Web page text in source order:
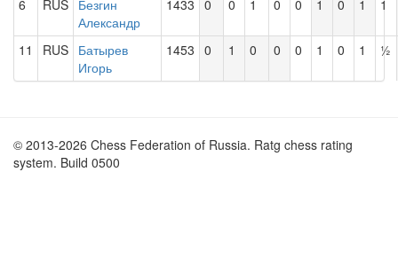
6 RUS Безгин
Александр
1433 0 0 1 0 0 1 0 1 1
11 RUS Батырев
Игорь
1453 0 1 0 0 0 1 0 1 ½
© 2013-2026 Chess Federation of Russia. Ratg chess rating
system. Build 0500